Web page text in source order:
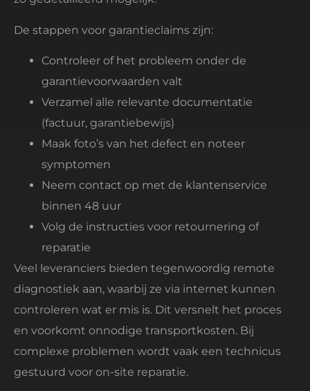
De stappen voor garantieclaims zijn:
Controleer of het probleem onder de
garantievoorwaarden valt
Verzamel alle relevante documentatie
(factuur, garantiebewijs)
Maak foto’s van het defect en noteer
symptomen
Neem contact op met de klantenservice
binnen 48 uur
Volg de instructies voor retournering of
reparatie
Veel leveranciers bieden tegenwoordig remote
diagnostiek aan, waarbij ze via internet kunnen
controleren wat er mis is. Dit versnelt het proces
en voorkomt onnodige transportkosten. Bij
complexe problemen wordt vaak een technicus
gestuurd voor on-site reparatie.